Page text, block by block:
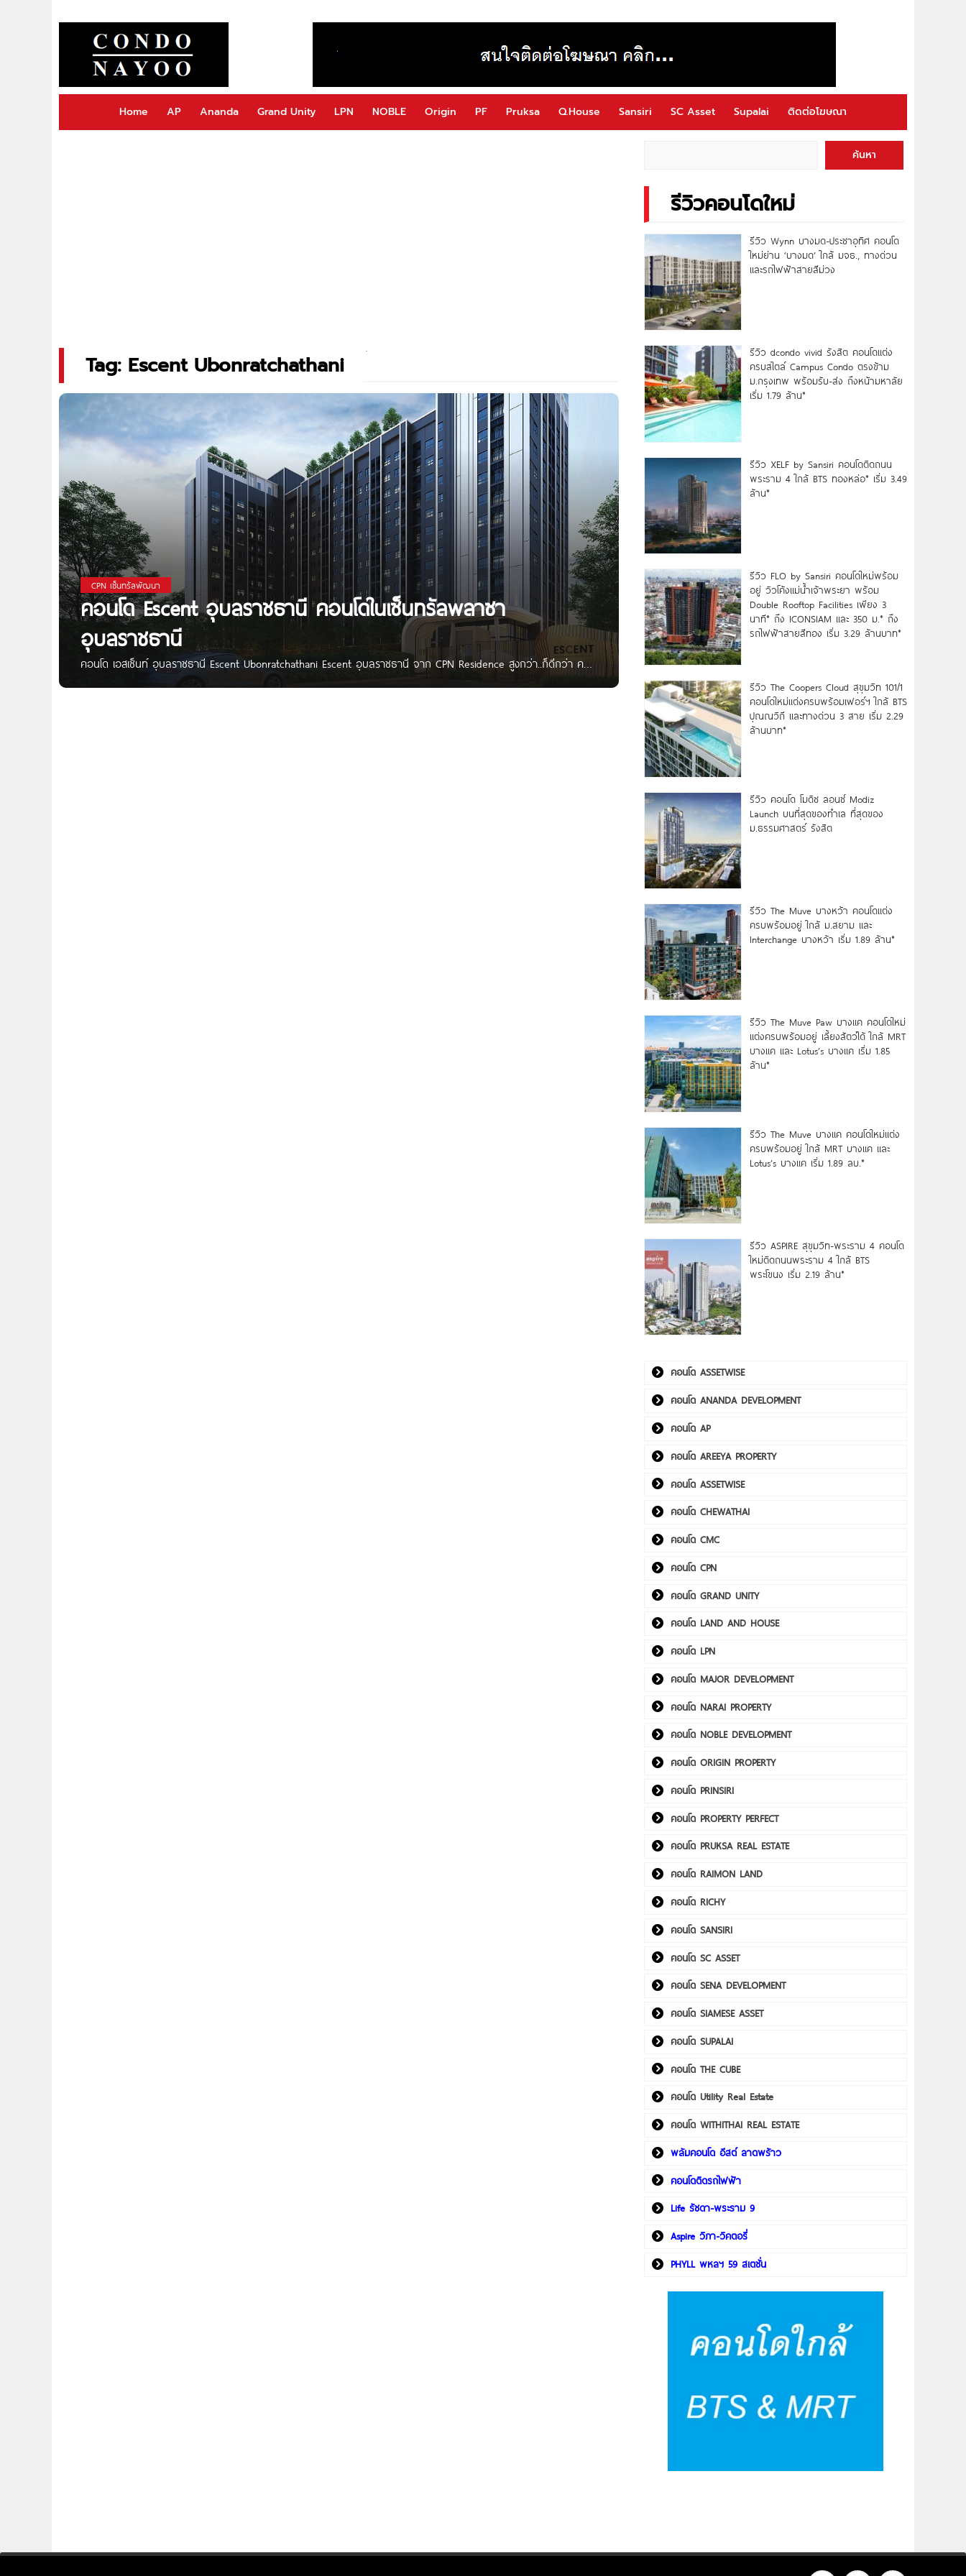
Home AP Ananda Grand Unity LPN NOBLE Origin PF Pruksa Q.House Sansiri SC Asset Supalai ติดต่อโฆษณา
Tag: Escent Ubonratchathani
CPN เซ็นทรัลพัฒนา
คอนโด Escent อุบลราชธานี คอนโดในเซ็นทรัลพลาซา
อุบลราชธานี
คอนโด เอสเซ็นท์ อุบลราชธานี Escent Ubonratchathani Escent อุบลราชธานี จาก CPN Residence สูงกว่า..ก็ดีกว่า คอน
โดในเซ็นทรัลพลาซา อุบลราชธานี โครงการตั้งอยู่บน ถ.สรรพสิทธิ์ ต.แจระแม อ.เมืองอุบลราชธานี จ.อุบลราชธานี รายล้อม
ค้นหา
รีวิวคอนโดใหม่
รีวิว Wynn บางมด-ประชาอุทิศ คอนโด
ใหม่ย่าน ‘บางมด’ ใกล้ มจธ., ทางด่วน
และรถไฟฟ้าสายสีม่วง
รีวิว dcondo vivid รังสิต คอนโดแต่ง
ครบสไตล์ Campus Condo ตรงข้าม
ม.กรุงเทพ พร้อมรับ-ส่ง ถึงหน้ามหาลัย
เริ่ม 1.79 ล้าน*
รีวิว XELF by Sansiri คอนโดติดถนน
พระราม 4 ใกล้ BTS ทองหล่อ* เริ่ม 3.49
ล้าน*
รีวิว FLO by Sansiri คอนโดใหม่พร้อม
อยู่ วิวโค้งแม่น้ำเจ้าพระยา พร้อม
Double Rooftop Facilities เพียง 3
นาที* ถึง ICONSIAM และ 350 ม.* ถึง
รถไฟฟ้าสายสีทอง เริ่ม 3.29 ล้านบาท*
รีวิว The Coopers Cloud สุขุมวิท 101/1
คอนโดใหม่แต่งครบพร้อมเฟอร์ฯ ใกล้ BTS
ปุณณวิถี และทางด่วน 3 สาย เริ่ม 2.29
ล้านบาท*
รีวิว คอนโด โมดิซ ลอนซ์ Modiz
Launch บนที่สุดของทำเล ที่สุดของ
ม.ธรรมศาสตร์ รังสิต
รีวิว The Muve บางหว้า คอนโดแต่ง
ครบพร้อมอยู่ ใกล้ ม.สยาม และ
Interchange บางหว้า เริ่ม 1.89 ล้าน*
รีวิว The Muve Paw บางแค คอนโดใหม่
แต่งครบพร้อมอยู่ เลี้ยงสัตว์ได้ ใกล้ MRT
บางแค และ Lotus’s บางแค เริ่ม 1.85
ล้าน*
รีวิว The Muve บางแค คอนโดใหม่แต่ง
ครบพร้อมอยู่ ใกล้ MRT บางแค และ
Lotus’s บางแค เริ่ม 1.89 ลบ.*
รีวิว ASPIRE สุขุมวิท-พระราม 4 คอนโด
ใหม่ติดถนนพระราม 4 ใกล้ BTS
พระโขนง เริ่ม 2.19 ล้าน*
คอนโด ASSETWISE
คอนโด ANANDA DEVELOPMENT
คอนโด AP
คอนโด AREEYA PROPERTY
คอนโด ASSETWISE
คอนโด CHEWATHAI
คอนโด CMC
คอนโด CPN
คอนโด GRAND UNITY
คอนโด LAND AND HOUSE
คอนโด LPN
คอนโด MAJOR DEVELOPMENT
คอนโด NARAI PROPERTY
คอนโด NOBLE DEVELOPMENT
คอนโด ORIGIN PROPERTY
คอนโด PRINSIRI
คอนโด PROPERTY PERFECT
คอนโด PRUKSA REAL ESTATE
คอนโด RAIMON LAND
คอนโด RICHY
คอนโด SANSIRI
คอนโด SC ASSET
คอนโด SENA DEVELOPMENT
คอนโด SIAMESE ASSET
คอนโด SUPALAI
คอนโด THE CUBE
คอนโด Utility Real Estate
คอนโด WITHITHAI REAL ESTATE
พลัมคอนโด อีสต์ ลาดพร้าว
คอนโดติดรถไฟฟ้า
Life รัชดา-พระราม 9
Aspire วิภา-วิคตอรี่
PHYLL พหลฯ 59 สเตชั่น